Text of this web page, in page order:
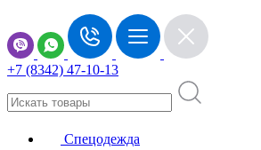
+7 (8342) 47-10-13
Спецодежда